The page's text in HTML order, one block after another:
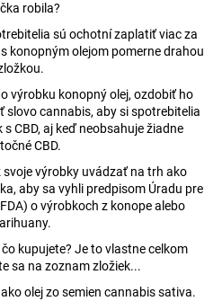
robila?
sú ochotní zaplatiť viac za
konopným olejom pomerne drahou
výrobku konopný olej, ozdobiť ho
slovo cannabis, aby si spotrebitelia
CBD, aj keď neobsahuje žiadne
CBD.
výrobky uvádzať na trh ako
aby sa vyhli predpisom Úradu pre
o výrobkoch z konope alebo
kupujete? Je to vlastne celkom
sa na zoznam zložiek...
olej zo semien cannabis sativa.